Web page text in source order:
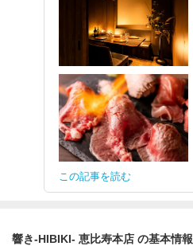
この記事を読む
響き‐HIBIKI‐ 恵比寿本店 の基本情報